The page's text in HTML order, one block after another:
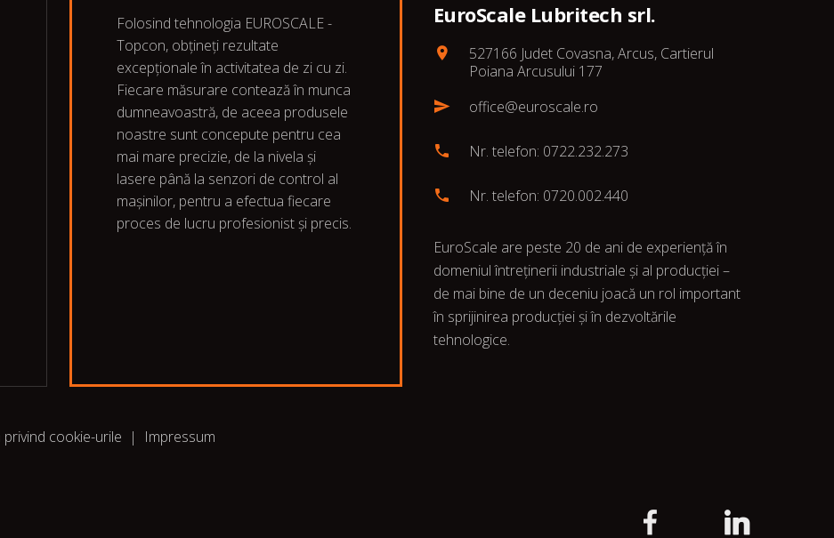
Folosind tehnologia EUROSCALE -
Topcon, obțineți rezultate
excepționale în activitatea de zi cu zi.
Fiecare măsurare contează în munca
dumneavoastră, de aceea produsele
noastre sunt concepute pentru cea
mai mare precizie, de la nivela și
lasere până la senzori de control al
mașinilor, pentru a efectua fiecare
proces de lucru profesionist și precis.
EuroScale Lubritech srl.
527166 Judet Covasna, Arcus, Cartierul
Poiana Arcusului 177
office@euroscale.ro
Nr. telefon: 0722.232.273
Nr. telefon: 0720.002.440
EuroScale are peste 20 de ani de experiență în
domeniul întreținerii industriale și al producției –
de mai bine de un deceniu joacă un rol important
în sprijinirea producției și în dezvoltările
tehnologice.
privind cookie-urile | Impressum